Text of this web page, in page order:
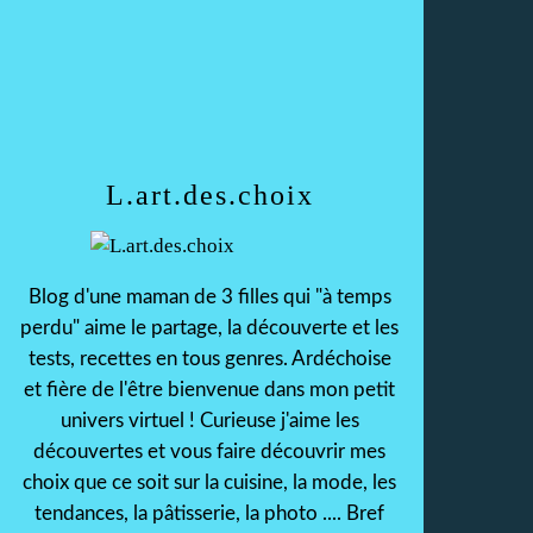
L.art.des.choix
Blog d'une maman de 3 filles qui "à temps
perdu" aime le partage, la découverte et les
tests, recettes en tous genres. Ardéchoise
et fière de l'être bienvenue dans mon petit
univers virtuel ! Curieuse j'aime les
découvertes et vous faire découvrir mes
choix que ce soit sur la cuisine, la mode, les
tendances, la pâtisserie, la photo .... Bref